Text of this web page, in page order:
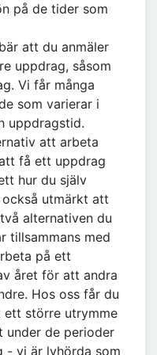
på de tider som
att du anmäler
uppdrag, såsom
Vi får många
som varierar i
uppdragstid.
att arbeta
få ett uppdrag
hur du själv
utmärkt att
alternativen du
tillsammans med
på ett
året för att andra
Hos oss får du
ett större utrymme
de perioder
- vi är lyhörda som